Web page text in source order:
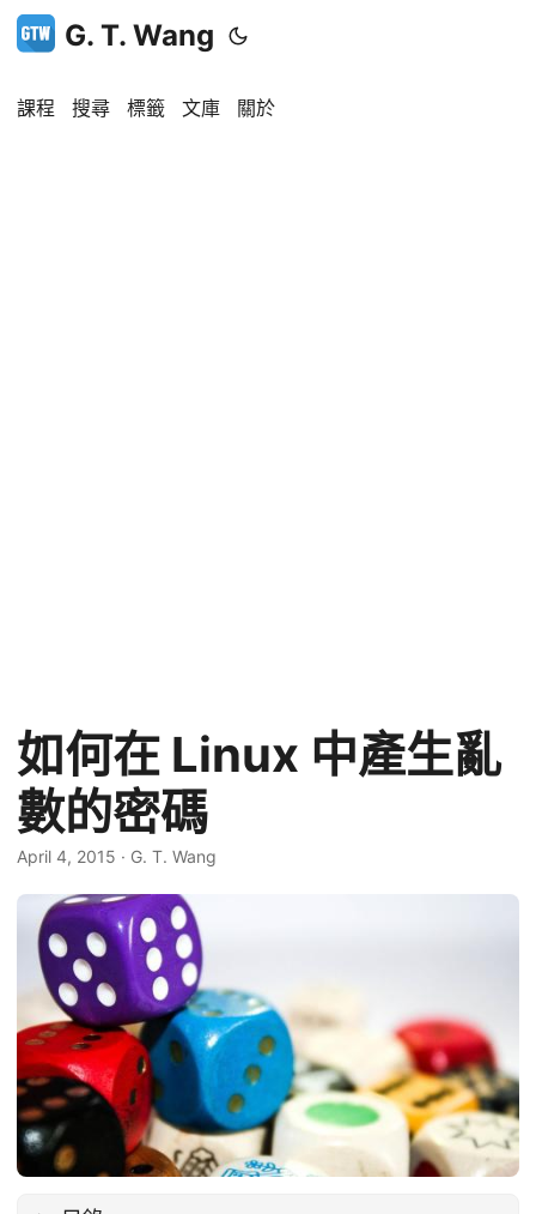
G. T. Wang
課程 搜尋 標籤 文庫 關於
如何在 Linux 中產生亂
數的密碼
April 4, 2015 · G. T. Wang